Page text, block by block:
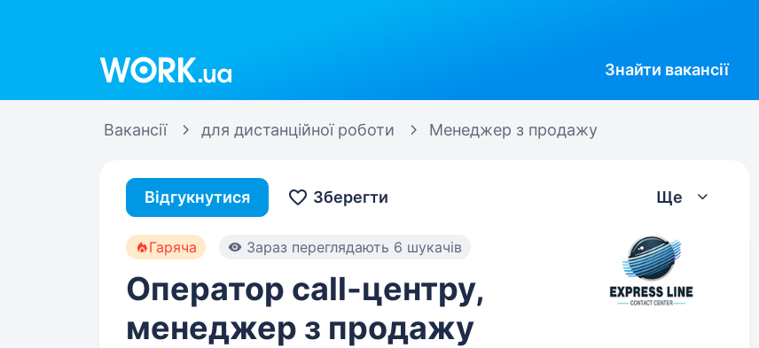
Знайти вакансії
Вакансії для дистанційної роботи Менеджер з продажу
Відгукнутися Зберегти Ще
Гаряча Зараз переглядають 6 шукачів
Оператор call-центру,
менеджер з продажу